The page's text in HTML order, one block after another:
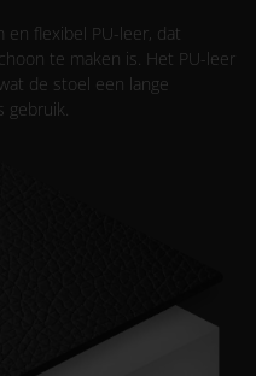
en flexibel PU-leer, dat
te maken is. Het PU-leer
de stoel een lange
gebruik.